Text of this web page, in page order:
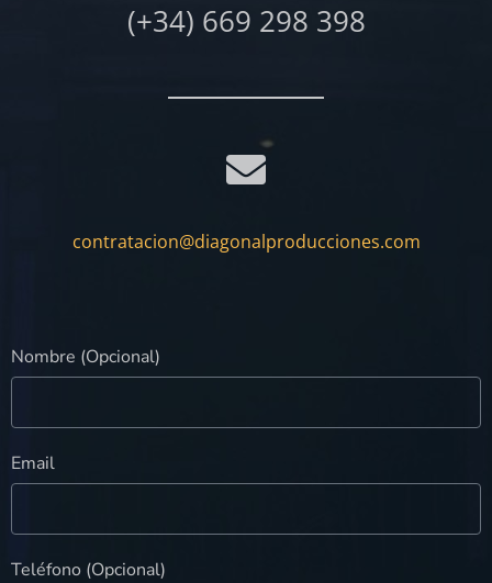
(+34) 669 298 398
contratacion@diagonalproducciones.com
Nombre (Opcional)
Email
Teléfono (Opcional)